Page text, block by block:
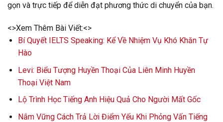
gọn và trực tiếp để diễn đạt phương thức di chuyển của bạn.
<>Xem Thêm Bài Viết:<>
Bí Quyết IELTS Speaking: Kể Về Nhiệm Vụ Khó Khăn Tự
Hào
Levi: Biểu Tượng Huyền Thoại Của Liên Minh Huyền
Thoại Việt Nam
Lộ Trình Học Tiếng Anh Hiệu Quả Cho Người Mất Gốc
Nắm Vững Cách Trả Lời Điểm Yếu Khi Phỏng Vấn Tiếng